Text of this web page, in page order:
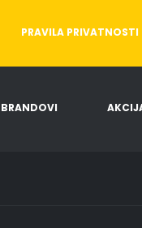
PRAVILA PRIVATNOSTI
BRANDOVI